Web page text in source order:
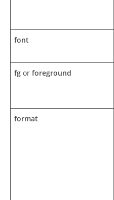
font
fg or foreground
format